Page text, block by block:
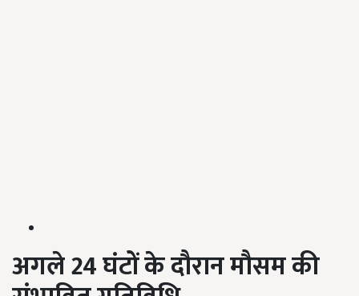
अगले 24 घंटों के दौरान मौसम की